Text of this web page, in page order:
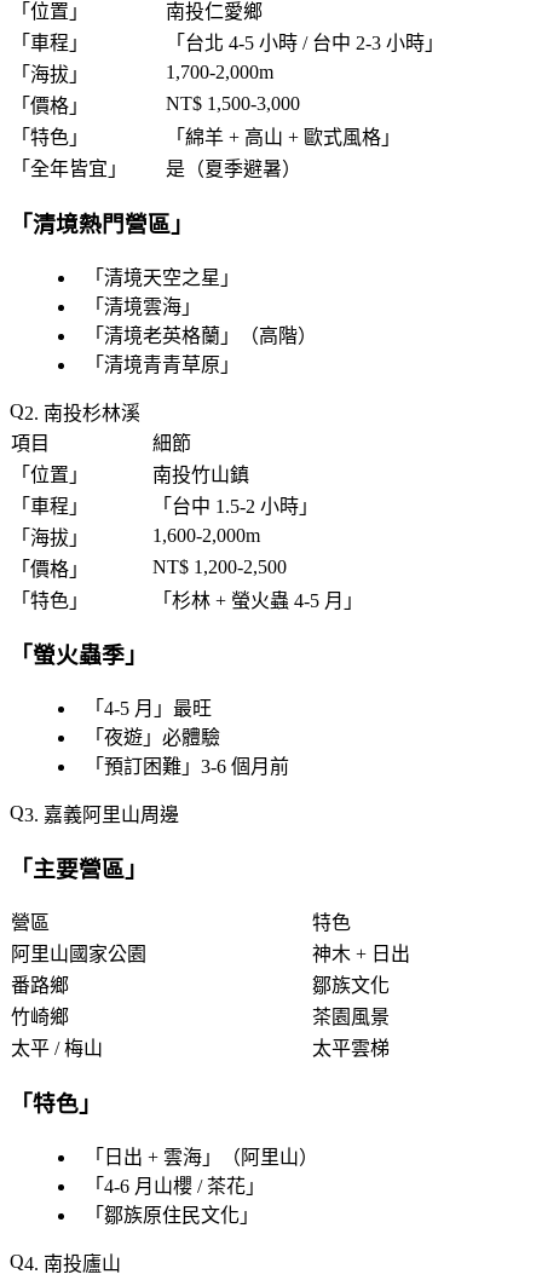
「 位置 」
南投仁愛鄉
「 車程 」 「 台北 4-5 小時 / 台中 2-3 小時 」
「 海拔 」
1,700-2,000m
「 價格 」
NT$ 1,500-3,000
「 特色 」 「 綿羊 + 高山 + 歐式風格 」
「 全年皆宜 」 是（夏季避暑）
「清境熱門營區 」
「 清境天空之星 」
「 清境雲海 」
「 清境老英格蘭 」（高階）
「 清境青青草原 」
2. 南投杉林溪
項目
細節
「 位置 」
南投竹山鎮
「 車程 」 「 台中 1.5-2 小時 」
「 海拔 」
1,600-2,000m
「 價格 」
NT$ 1,200-2,500
「 特色 」 「 杉林 + 螢火蟲 4-5 月 」
「螢火蟲季 」
「 4-5 月 」最旺
「 夜遊 」必體驗
「 預訂困難 」3-6 個月前
3. 嘉義阿里山周邊
「主要營區 」
營區
特色
阿里山國家公園
神木 + 日出
番路鄉
鄒族文化
竹崎鄉
茶園風景
太平 / 梅山
太平雲梯
「特色 」
「 日出 + 雲海 」（阿里山）
「 4-6 月山櫻 / 茶花 」
「 鄒族原住民文化 」
4. 南投廬山